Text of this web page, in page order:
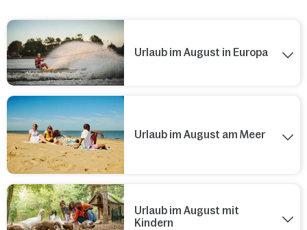
Urlaub im August in Europa
Urlaub im August am Meer
Urlaub im August mit
Kindern